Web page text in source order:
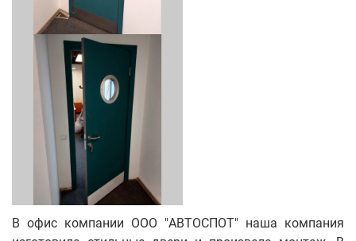
В офис компании ООО "АВТОСПОТ" наша компания